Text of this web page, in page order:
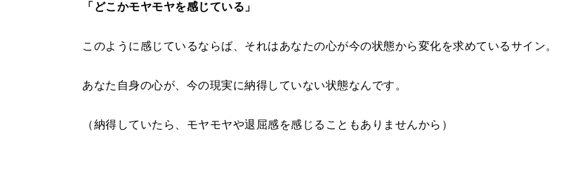
「どこかモヤモヤを感じている」
このように感じているならば、それはあなたの心が今の状態から変化を求めているサイン。
あなた自身の心が、今の現実に納得していない状態なんです。
（納得していたら、モヤモヤや退屈感を感じることもありませんから）